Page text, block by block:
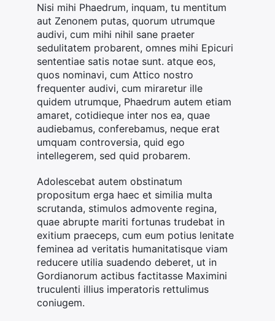
Nisi mihi Phaedrum, inquam, tu mentitum
aut Zenonem putas, quorum utrumque
audivi, cum mihi nihil sane praeter
sedulitatem probarent, omnes mihi Epicuri
sententiae satis notae sunt. atque eos,
quos nominavi, cum Attico nostro
frequenter audivi, cum miraretur ille
quidem utrumque, Phaedrum autem etiam
amaret, cotidieque inter nos ea, quae
audiebamus, conferebamus, neque erat
umquam controversia, quid ego
intellegerem, sed quid probarem.
Adolescebat autem obstinatum
propositum erga haec et similia multa
scrutanda, stimulos admovente regina,
quae abrupte mariti fortunas trudebat in
exitium praeceps, cum eum potius lenitate
feminea ad veritatis humanitatisque viam
reducere utilia suadendo deberet, ut in
Gordianorum actibus factitasse Maximini
truculenti illius imperatoris rettulimus
coniugem.